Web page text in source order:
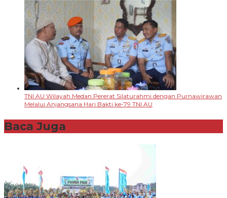
TNI AU Wilayah Medan Pererat Silaturahmi dengan Purnawirawan
Melalui Anjangsana Hari Bakti ke-79 TNI AU
Baca Juga